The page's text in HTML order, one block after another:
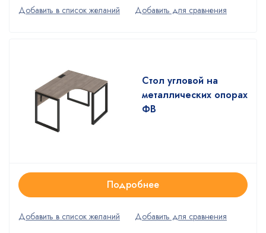
Стол угловой на
металлических опорах
ФВ
Подробнее